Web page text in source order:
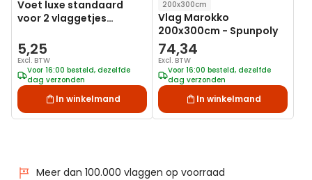
Voet luxe standaard
voor 2 vlaggetjes
5,25
Excl. BTW
Voor 16:00 besteld, dezelfde
dag verzonden
In winkelmand
200x300cm
Vlag Marokko
200x300cm - Spunpoly
74,34
Excl. BTW
Voor 16:00 besteld, dezelfde
dag verzonden
In winkelmand
Meer dan 100.000 vlaggen op voorraad